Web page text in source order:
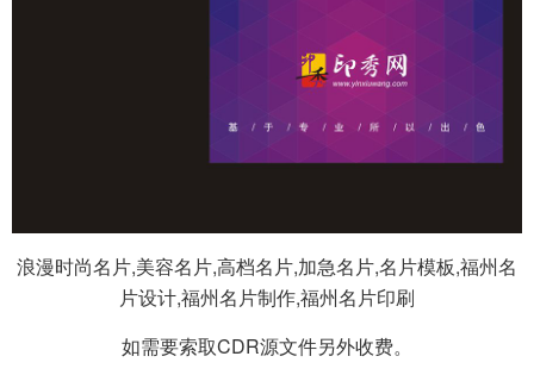
浪漫时尚名片,美容名片,高档名片,加急名片,名片模板,福州名
片设计,福州名片制作,福州名片印刷
如需要索取CDR源文件另外收费。